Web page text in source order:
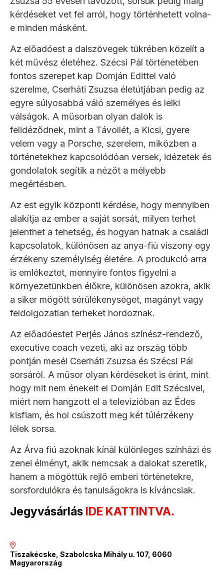
kérdéseket vet fel arról, hogy történhetett volna-
e minden másként.
Az előadóest a dalszövegek tükrében közelít a
két művész életéhez. Szécsi Pál történetében
fontos szerepet kap Domján Edittel való
szerelme, Cserháti Zsuzsa életútjában pedig az
egyre súlyosabbá váló személyes és lelki
válságok. A műsorban olyan dalok is
felidéződnek, mint a Távollét, a Kicsi, gyere
velem vagy a Porsche, szerelem, miközben a
történetekhez kapcsolódóan versek, idézetek és
gondolatok segítik a nézőt a mélyebb
megértésben.
Az est egyik központi kérdése, hogy mennyiben
alakítja az ember a saját sorsát, milyen terhet
jelenthet a tehetség, és hogyan hatnak a családi
kapcsolatok, különösen az anya-fiú viszony egy
érzékeny személyiség életére. A produkció arra
is emlékeztet, mennyire fontos figyelni a
környezetünkben élőkre, különösen azokra, akik
a siker mögött sérülékenységet, magányt vagy
feldolgozatlan terheket hordoznak.
Az előadóestet Perjés János színész-rendező,
executive coach vezeti, aki az ország több
pontján mesél Cserháti Zsuzsa és Szécsi Pál
sorsáról. A műsor olyan kérdéseket is érint, mint
hogy mit nem énekelt el Domján Edit Szécsivel,
miért nem hangzott el a televízióban az Édes
kisfiam, és hol csúszott meg két túlérzékeny
lélek sorsa.
Az Árva fiú azoknak kínál különleges színházi és
zenei élményt, akik nemcsak a dalokat szeretik,
hanem a mögöttük rejlő emberi történetekre,
sorsfordulókra és tanulságokra is kíváncsiak.
Jegyvásárlás IDE KATTINTVA.
Tiszakécske, Szabolcska Mihály u. 107, 6060
Magyarország